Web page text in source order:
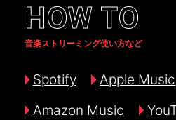
HOW TO
音楽ストリーミング使い方など
Spotify Apple Music
Amazon Music